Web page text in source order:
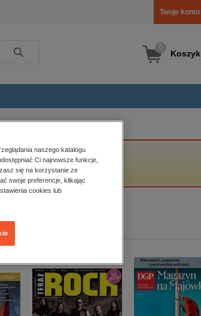
Twoje konto
Szukaj Koszyk
naszego katalogu
Ci najnowsze funkcje,
się na korzystanie ze
swoje preferencje, klikając
cookies lub